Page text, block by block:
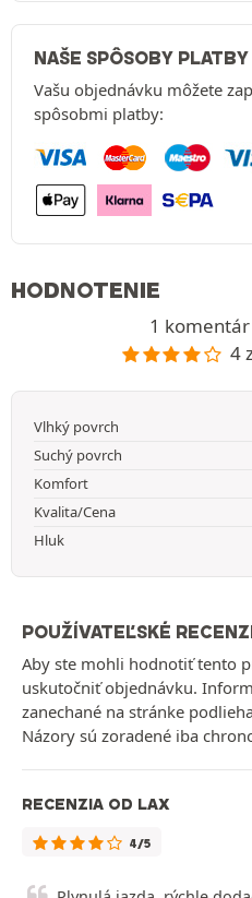
NAŠE SPÔSOBY PLATBY
Vašu objednávku môžete
spôsobmi platby:
HODNOTENIE
1
4
Vlhký povrch
Suchý povrch
Komfort
Kvalita/Cena
Hluk
POUŽÍVATEĽSKÉ
Aby ste mohli hodnotiť tento
uskutočniť objednávku.
zanechané na stránke
Názory sú zoradené iba
RECENZIA OD LAX
4/5